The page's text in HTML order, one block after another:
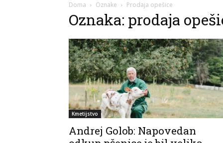
Doma Oznake Prodaja opešice
Oznaka: prodaja
Kmetijstvo
Andrej Golob: Napovedan